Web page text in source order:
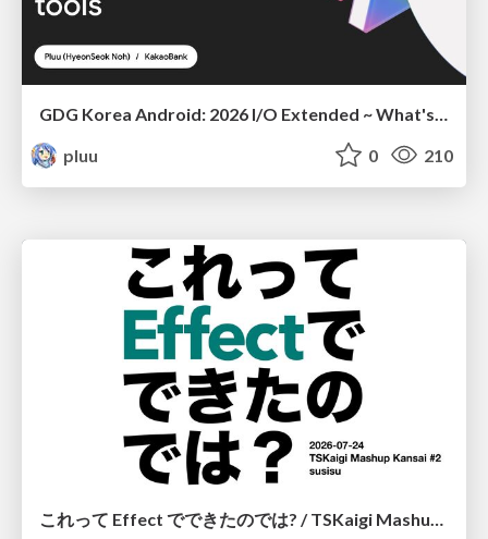
pluu
0 210
これって Effect でできたのでは? / TSKaigi Mashup Kansai #2